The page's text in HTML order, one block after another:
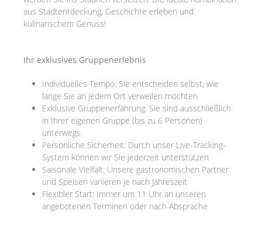
aus Stadtentdeckung, Geschichte erleben und
kulinarischem Genuss!
Ihr exklusives Gruppenerlebnis
Individuelles Tempo: Sie entscheiden selbst, wie
lange Sie an jedem Ort verweilen möchten
Exklusive Gruppenerfahrung: Sie sind ausschließlich
in Ihrer eigenen Gruppe (bis zu 6 Personen)
unterwegs
Persönliche Sicherheit: Durch unser Live-Tracking-
System können wir Sie jederzeit unterstützen
Saisonale Vielfalt: Unsere gastronomischen Partner
und Speisen variieren je nach Jahreszeit
Flexibler Start: Immer um 11 Uhr an unseren
angebotenen Terminen oder nach Absprache